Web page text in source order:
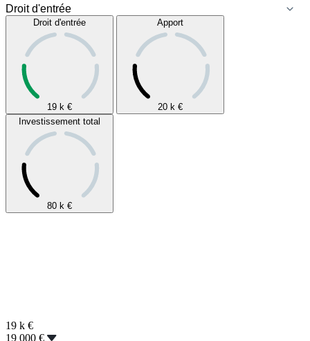
Droit d'entrée
19 k €
Apport
20 k €
Investissement total
80 k €
19 k €
19 000 €